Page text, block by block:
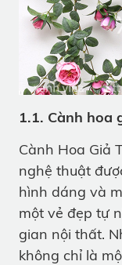
1.1. Cành hoa
Cành Hoa Giả
nghệ thuật
hình dáng và
một vẻ đẹp tự
gian nội thất.
không chỉ là